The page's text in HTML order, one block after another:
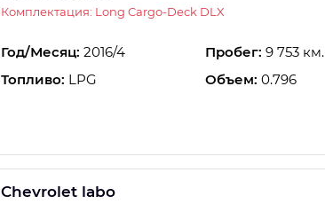
Комплектация: Long Cargo-Deck DLX
Год/Месяц: 2016/4 Пробег: 9 753 км.
Топливо: LPG Объем: 0.796
Chevrolet labo